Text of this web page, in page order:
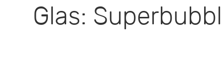
Glas: